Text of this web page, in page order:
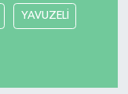
YAVUZELİ